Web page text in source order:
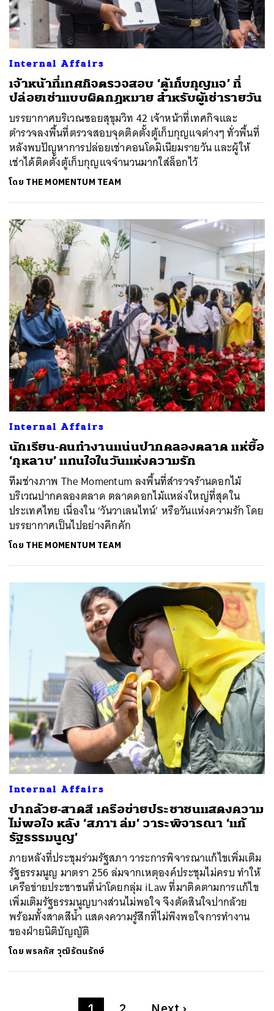
Internal Affairs
เจ้าหน้าที่เทศกิจตรวจสอบ ‘ตู้เก็บกุญแจ’ ที่
ปล่อยเช่าแบบผิดกฎหมาย สำหรับผู้เช่ารายวัน
บรรยากาศบริเวณซอยสุขุมวิท 42 เจ้าหน้าที่เทศกิจและ
ตำรวจลงพื้นที่ตรวจสอบจุดติดตั้งตู้เก็บกุญแจต่างๆ ทั่วพื้นที่
หลังพบปัญหาการปล่อยเช่าคอนโดมิเนียมรายวัน และผู้ให้
เช่าได้ติดตั้งตู้เก็บกุญแจจำนวนมากใส่ล็อกไว้
โดย THE MOMENTUM TEAM
Internal Affairs
นักเรียน-คนทำงานแน่นปากคลองตลาด แห่ซื้อ
‘กุหลาบ’ แทนใจในวันแห่งความรัก
ทีมช่างภาพ The Momentum ลงพื้นที่สำรวจร้านดอกไม้
บริเวณปากคลองตลาด ตลาดดอกไม้แหล่งใหญ่ที่สุดใน
ประเทศไทย เนื่องใน ‘วันวาเลนไทน์’ หรือวันแห่งความรัก โดย
บรรยากาศเป็นไปอย่างคึกคัก
โดย THE MOMENTUM TEAM
Internal Affairs
ปากล้วย-สาดสี เครือข่ายประชาชนแสดงความ
ไม่พอใจ หลัง ‘สภาฯ ล่ม’ วาระพิจารณา ‘แก้
รัฐธรรมนูญ’
ภายหลังที่ประชุมร่วมรัฐสภา วาระการพิจารณาแก้ไขเพิ่มเติม
รัฐธรรมนูญ มาตรา 256 ล่มจากเหตุองค์ประชุมไม่ครบ ทำให้
เครือข่ายประชาชนที่นำโดยกลุ่ม iLaw ที่มาติดตามการแก้ไข
เพิ่มเติมรัฐธรรมนูญบางส่วนไม่พอใจ จึงตัดสินใจปากล้วย
พร้อมทั้งสาดสีน้ำ แสดงความรู้สึกที่ไม่พึงพอใจการทำงาน
ของฝ่ายนิติบัญญัติ
โดยพรลภัส วุฒิรัตนรักษ์